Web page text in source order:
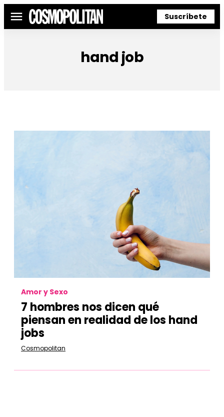
Menú Suscríbete
hand job
Amor y Sexo
7 hombres nos dicen qué
piensan en realidad de los hand
jobs
Cosmopolitan